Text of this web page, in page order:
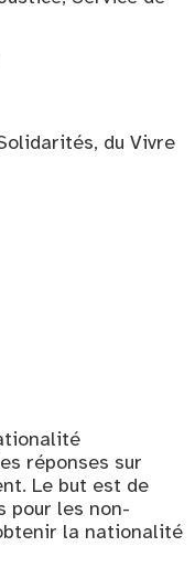
du Vivre
réponses sur
Le but est de
pour les non-
la nationalité